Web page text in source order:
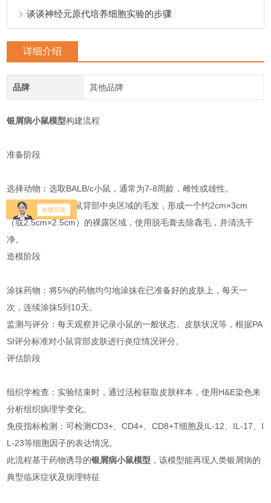
谈谈神经元原代培养细胞实验的步骤
详细介绍
品牌 其他品牌
银屑病小鼠模型构建流程‌
‌准备阶段‌
‌选择动物‌：选取BALB/c小鼠，通常为7-8周龄，雌性或雄性。
‌皮肤处理‌：剃除小鼠背部中央区域的毛发，形成一个约2cm×3cm
（或2.5cm×2.5cm）的裸露区域，使用脱毛膏去除毳毛，并清洗干
净。
‌造模阶段‌
‌涂抹药物‌：将5%的药物均匀地涂抹在已准备好的皮肤上，每天一
次，连续涂抹5到10天。
‌监测与评分‌：每天观察并记录小鼠的一般状态、皮肤状况等，根据PA
SI评分标准对小鼠背部皮肤进行炎症情况评分。
‌评估阶段‌
‌组织学检查‌：实验结束时，通过活检获取皮肤样本，使用H&E染色来
分析组织病理学变化。
‌免疫指标检测‌：可检测CD3+、CD4+、CD8+T细胞及IL-12、IL-17、I
L-23等细胞因子的表达情况。
此流程基于药物诱导的银屑病小鼠模型 ，该模型能再现人类银屑病的
典型临床症状及病理特征‌